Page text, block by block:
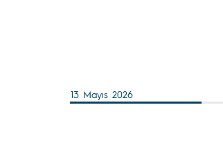
13 Mayıs 2026